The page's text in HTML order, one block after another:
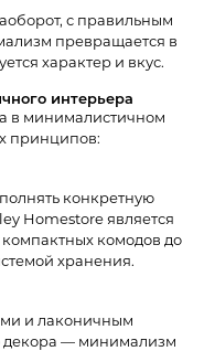
с правильным
превращается в
характер и вкус.
интерьера
в минималистичном
принципов:
конкретную
Homestore является
комодов до
хранения.
и лаконичным
декора — минимализм